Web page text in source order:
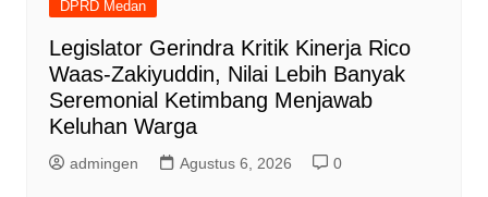
DPRD Medan
Legislator Gerindra Kritik Kinerja Rico
Waas-Zakiyuddin, Nilai Lebih Banyak
Seremonial Ketimbang Menjawab
Keluhan Warga
admingen Agustus 6, 2026 0